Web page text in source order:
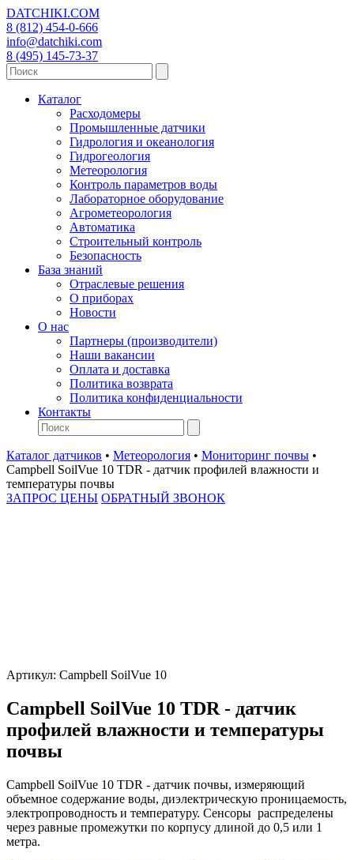
DATCHIKI.COM
8 (812) 454-0-666
info@datchiki.com
8 (495) 145-73-37
Каталог
Расходомеры
Промышленные датчики
Гидрология и океанология
Гидрогеология
Метеорология
Контроль параметров воды
Лабораторное оборудование
Агрометеорология
Автоматика
Строительный контроль
Безопасность
База знаний
Отраслевые решения
О приборах
Новости
О нас
Партнеры (производители)
Наши вакансии
Оплата и доставка
Политика возврата
Политика конфиденциальности
Контакты
Каталог датчиков • Метеорология • Мониторинг почвы •
Campbell SoilVue 10 TDR - датчик профилей влажности и
температуры почвы
ЗАПРОС ЦЕНЫ ОБРАТНЫЙ ЗВОНОК
Артикул: Campbell SoilVue 10
Campbell SoilVue 10 TDR - датчик
профилей влажности и температуры
почвы
Campbell SoilVue 10 TDR - датчик почвы, измеряющий
объемное содержание воды, диэлектрическую проницаемость,
электропроводность и температуру. Сенсоры распределены
через равные промежутки по корпусу длиной до 0,5 или 1
метра.